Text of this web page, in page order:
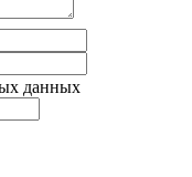
данных